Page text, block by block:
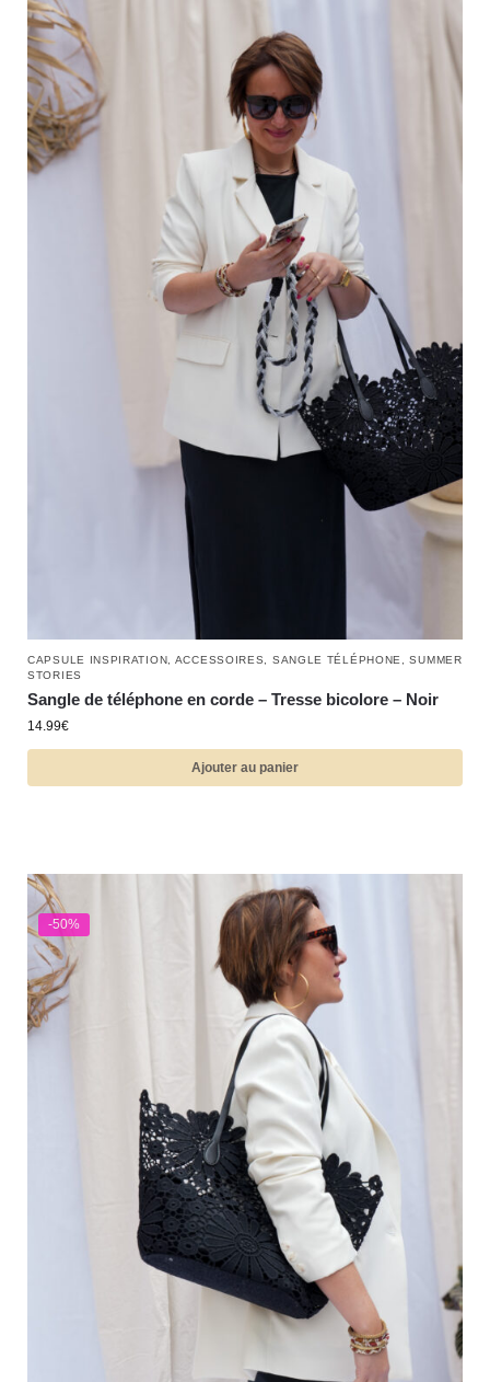
CAPSULE INSPIRATION ACCESSOIRES SANGLE TÉLÉPHONE ,SUMMER
STORIES
Sangle de téléphone en corde – Tresse bicolore – Noir
14.99€
Ajouter au panier
-50%